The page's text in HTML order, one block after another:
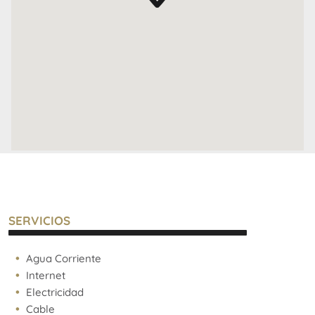
Situado frente a la puerta de Palermo Soho,
SERVICIOS
Agua Corriente
Internet
Electricidad
Cable